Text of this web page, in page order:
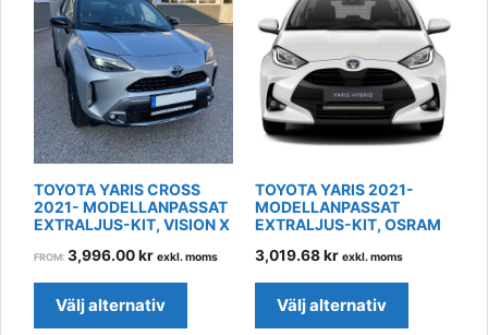
TOYOTA YARIS CROSS
2021- MODELLANPASSAT
EXTRALJUS-KIT, VISION X
FROM: 3,996.00kr exkl. moms
Välj alternativ
This
TOYOTA YARIS 2021-
MODELLANPASSAT
EXTRALJUS-KIT, OSRAM
3,019.68kr exkl. moms
Välj alternativ
This